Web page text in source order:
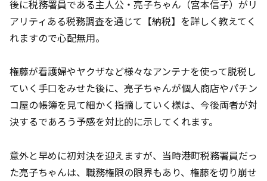
後に税務署員である主人公・亮子ちゃん（宮本信子）がリ
アリティある税務調査を通じて【納税】を詳しく教えてく
れますので心配無用。
権藤が看護婦やヤクザなど様々なアンテナを使って脱税し
ていく手口をみせた後に、亮子ちゃんが個人商店やパチン
コ屋の帳簿を見て細かく指摘していく様は、今後両者が対
決するであろう予感を対比的に示してくれます。
意外と早めに初対決を迎えますが、当時港町税務署員だっ
た亮子ちゃんは、職務権限の限界もあり、権藤を切り崩せ